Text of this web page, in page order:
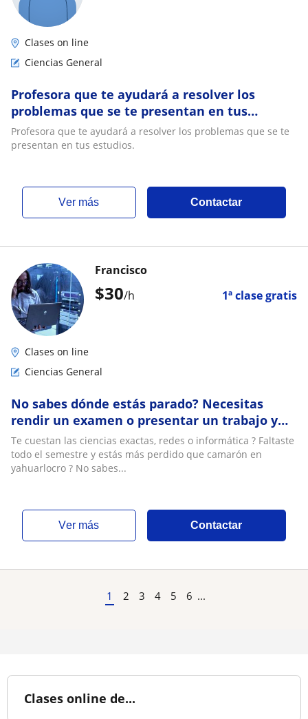
Clases on line
Ciencias General
Profesora que te ayudará a resolver los
problemas que se te presentan en tus
estudios
Profesora que te ayudará a resolver los problemas que se te
presentan en tus estudios.
ver más Contactar
$30/h 1ª clase gratis
Francisco
Clases on line
Ciencias General
No sabes dónde estás parado? Necesitas
rendir un examen o presentar un trabajo y
tienes poco tiempo ?Mejor llama a Francisco
Te cuestan las ciencias exactas, redes o informática ? Faltaste
todo el semestre y estás más perdido que camarón en
yahuarlocro ? No sabes...
ver más Contactar
1 2 3 4 5 6 ...
Clases online de...